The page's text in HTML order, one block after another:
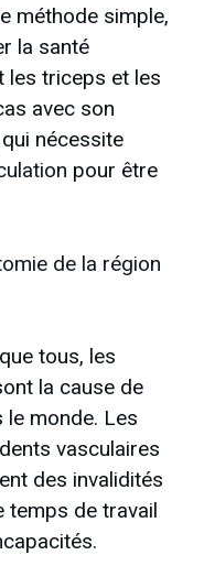
méthode simple,
la santé
les triceps et les
avec son
nécessite
pour être
de la région
tous, les
la cause de
monde. Les
vasculaires
des invalidités
temps de travail